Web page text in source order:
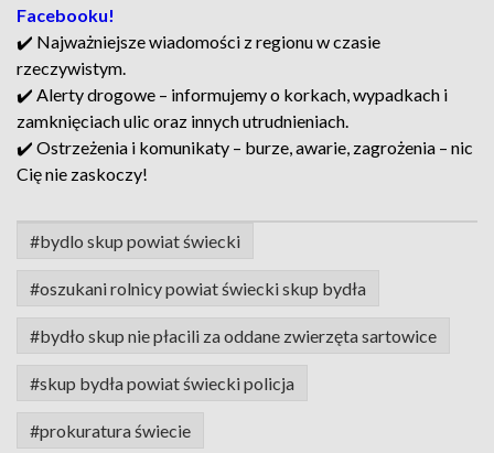
Facebooku!
✔️ Najważniejsze wiadomości z regionu w czasie
rzeczywistym.
✔️ Alerty drogowe – informujemy o korkach, wypadkach i
zamknięciach ulic oraz innych utrudnieniach.
✔️ Ostrzeżenia i komunikaty – burze, awarie, zagrożenia – nic
Cię nie zaskoczy!
#bydlo skup powiat świecki
#oszukani rolnicy powiat świecki skup bydła
#bydło skup nie płacili za oddane zwierzęta sartowice
#skup bydła powiat świecki policja
#prokuratura świecie